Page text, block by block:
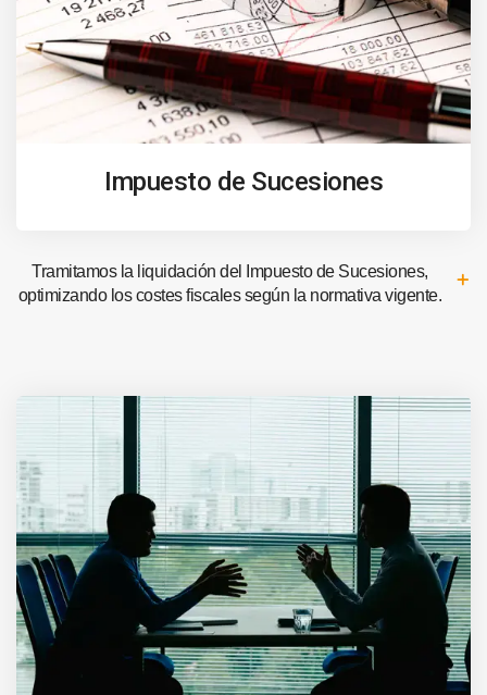
Impuesto de Sucesiones
Tramitamos la liquidación del Impuesto de Sucesiones,
optimizando los costes fiscales según la normativa vigente.